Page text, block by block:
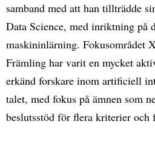
samband med att han tillträdde
Data Science, med inriktning på
maskininlärning. Fokusområdet
Främling har varit en mycket
erkänd forskare inom artificiell
talet, med fokus på ämnen som
beslutsstöd för flera kriterier och